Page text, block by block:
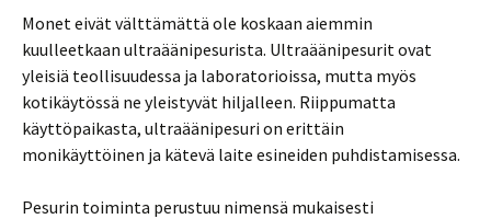
Monet eivät välttämättä ole koskaan aiemmin
kuulleetkaan ultraäänipesurista. Ultraäänipesurit ovat
yleisiä teollisuudessa ja laboratorioissa, mutta myös
kotikäytössä ne yleistyvät hiljalleen. Riippumatta
käyttöpaikasta, ultraäänipesuri on erittäin
monikäyttöinen ja kätevä laite esineiden puhdistamisessa.
Pesurin toiminta perustuu nimensä mukaisesti